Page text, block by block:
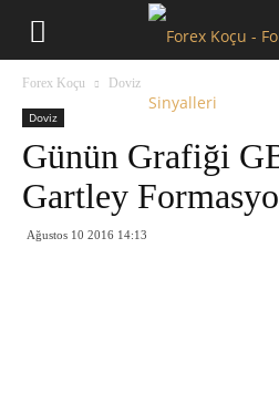
Forex Koçu Doviz
Doviz
Günün Grafiği
Gartley
Ağustos 10 2016 14:13